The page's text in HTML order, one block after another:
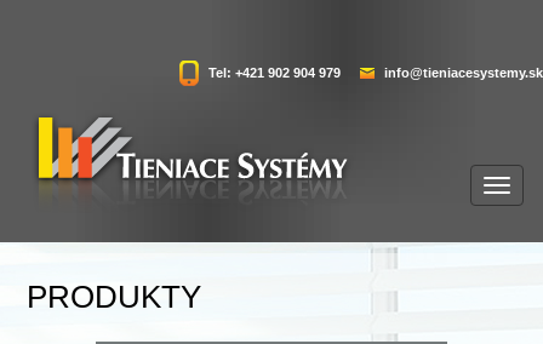
Tel: +421 902 904 979 info@tieniacesystemy.sk
PRODUKTY